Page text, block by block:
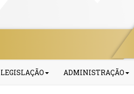
LEGISLAÇÃO ADMINISTRAÇÃO